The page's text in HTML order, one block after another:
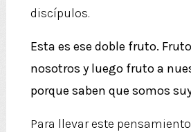
discípulos.
Esta es ese doble fruto.
nosotros y luego fruto a
porque saben que somos
Para llevar este